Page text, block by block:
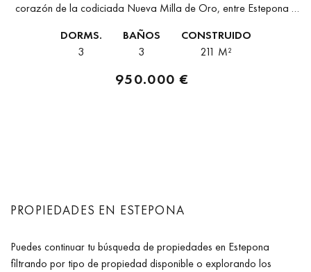
corazón de la codiciada Nueva Milla de Oro, entre Estepona y
DORMS.
3
BAÑOS
3
CONSTRUIDO
211 M²
950.000 €
PROPIEDADES EN ESTEPONA
Puedes continuar tu búsqueda de propiedades en Estepona
filtrando por tipo de propiedad disponible o explorando los